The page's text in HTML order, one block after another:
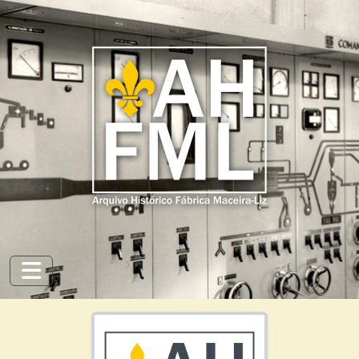
Skip to main content
Toggle navigation
Francisco Ascenso Batista, [1939]
Francisco Augusto Alves, 23 de Março 1949
Francisco Barata, 26 de Junho 1945
Francisco Carvalho, 21 de Março 1949
Francisco Carvalho [Jerónimo], [1939]
Francisco Catarino, 19 de Fevereiro 1949
Francisco Coelho Júnior, 15 de Março 1949
Francisco Coimbra, [1939]
Francisco da Costa, [1939]
Francisco Fernandes Quintanilha, [1939]
Francisco Felipe, [1942]
Francisco Filipe Neto, [1939]
Francisco Gonçalves Pereira, 25 de Junho 1945
Francisco Henriques Moreira, [1939]
Francisco Jacinto, 22 de Abril 1939
Francisco João, [1939]
Francisco José Martins, 13 de Dezembro 1945
Francisco José d' Oliveira, 07 de Julho de 1939